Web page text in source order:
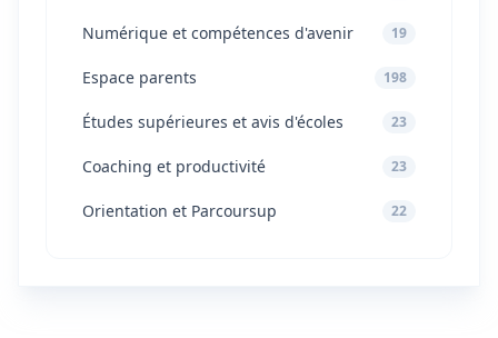
Numérique et compétences d'avenir 19
Espace parents 198
Études supérieures et avis d'écoles 23
Coaching et productivité 23
Orientation et Parcoursup 22